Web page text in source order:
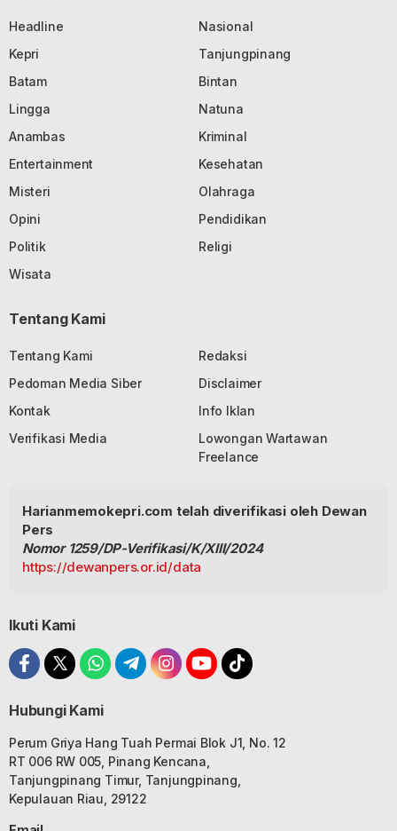
Headline
Nasional
Kepri
Tanjungpinang
Batam
Bintan
Lingga
Natuna
Anambas
Kriminal
Entertainment
Kesehatan
Misteri
Olahraga
Opini
Pendidikan
Politik
Religi
Wisata
Tentang Kami
Tentang Kami
Redaksi
Pedoman Media Siber
Disclaimer
Kontak
Info Iklan
Verifikasi Media
Lowongan Wartawan
Freelance
Harianmemokepri.com telah diverifikasi oleh Dewan
Pers
Nomor 1259/DP-Verifikasi/K/XIII/2024
https://dewanpers.or.id/data
Ikuti Kami
Hubungi Kami
Perum Griya Hang Tuah Permai Blok J1, No. 12
RT 006 RW 005, Pinang Kencana,
Tanjungpinang Timur, Tanjungpinang,
Kepulauan Riau, 29122